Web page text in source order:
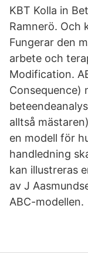
KBT Kolla in
Ramnerö. Och
Fungerar den
arbete och
Modification.
Consequence)
alltså
en modell för
handledning
kan illustreras
av J
ABC-modellen.